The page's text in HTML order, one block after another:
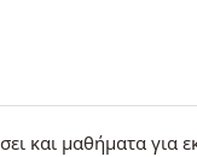
και μαθήματα για